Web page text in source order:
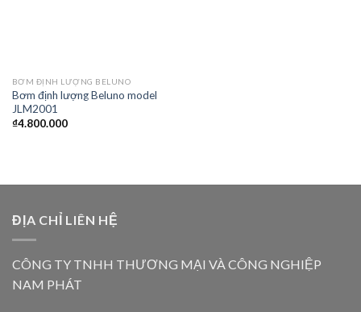
BƠM ĐỊNH LƯỢNG BELUNO
Bơm định lượng Beluno model
JLM2001
₫4.800.000
ĐỊA CHỈ LIÊN HỆ
CÔNG TY TNHH THƯƠNG MẠI VÀ CÔNG NGHIỆP
NAM PHÁT